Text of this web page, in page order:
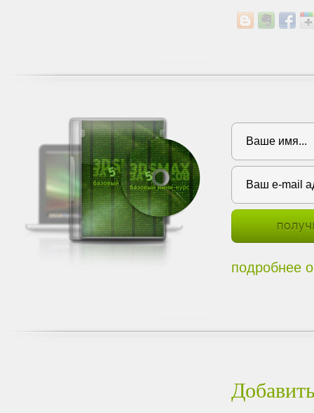
подробнее